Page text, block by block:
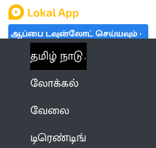
ஆப்பை டவுன்லோட் செய்யவும்
தமிழ் நாடு
லோக்கல்
வேலை
டிரெண்டிங்